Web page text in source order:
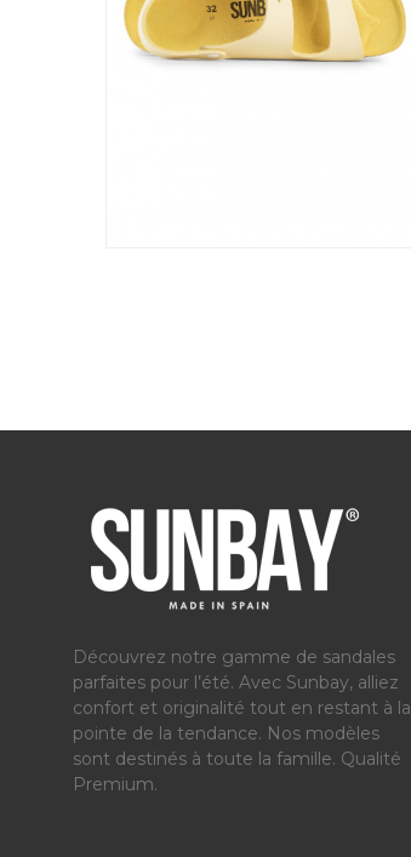
Découvrez notre gamme de sandales
parfaites pour l’été. Avec Sunbay, alliez
confort et originalité tout en restant à la
pointe de la tendance. Nos modèles
sont destinés à toute la famille. Qualité
Premium.